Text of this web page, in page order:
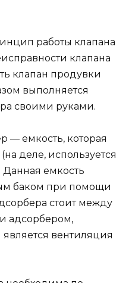
работы клапана
клапана
клапан продувки
выполняется
своими руками.
— емкость, которая
деле, используется
емкость
баком при помощи
стоит между
адсорбером,
вентиляция